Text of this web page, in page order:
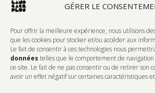
GÉRER LE
Pour offrir la meilleure expérience, nous utilisons
que les cookies pour stocker et/ou accéder aux
Le fait de consentir à ces technologies nous
données telles que le comportement de
ce site. Le fait de ne pas consentir ou de retirer son
avoir un effet négatif sur certaines caractéristiques
DONNEZ DE L'AMOUR À